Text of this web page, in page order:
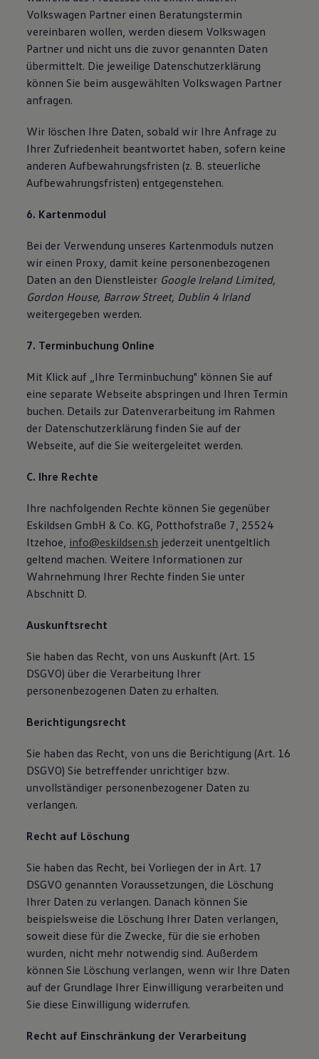
Volkswagen Partner einen Beratungstermin
vereinbaren wollen, werden diesem Volkswagen
Partner und nicht uns die zuvor genannten Daten
übermittelt. Die jeweilige Datenschutzerklärung
können Sie beim ausgewählten Volkswagen Partner
anfragen.
Wir löschen Ihre Daten, sobald wir Ihre Anfrage zu
Ihrer Zufriedenheit beantwortet haben, sofern keine
anderen Aufbewahrungsfristen (z. B. steuerliche
Aufbewahrungsfristen) entgegenstehen.
6. Kartenmodul
Bei der Verwendung unseres Kartenmoduls nutzen
wir einen Proxy, damit keine personenbezogenen
Daten an den Dienstleister Google Ireland Limited,
Gordon House, Barrow Street, Dublin 4 Irland
weitergegeben werden.
7. Terminbuchung Online
Mit Klick auf „Ihre Terminbuchung" können Sie auf
eine separate Webseite abspringen und Ihren Termin
buchen. Details zur Datenverarbeitung im Rahmen
der Datenschutzerklärung finden Sie auf der
Webseite, auf die Sie weitergeleitet werden.
C. Ihre Rechte
Ihre nachfolgenden Rechte können Sie gegenüber
Eskildsen GmbH & Co. KG, Potthofstraße 7, 25524
Itzehoe, info@eskildsen.sh jederzeit unentgeltlich
geltend machen. Weitere Informationen zur
Wahrnehmung Ihrer Rechte finden Sie unter
Abschnitt D.
Auskunftsrecht
Sie haben das Recht, von uns Auskunft (Art. 15
DSGVO) über die Verarbeitung Ihrer
personenbezogenen Daten zu erhalten.
Berichtigungsrecht
Sie haben das Recht, von uns die Berichtigung (Art. 16
DSGVO) Sie betreffender unrichtiger bzw.
unvollständiger personenbezogener Daten zu
verlangen.
Recht auf Löschung
Sie haben das Recht, bei Vorliegen der in Art. 17
DSGVO genannten Voraussetzungen, die Löschung
Ihrer Daten zu verlangen. Danach können Sie
beispielsweise die Löschung Ihrer Daten verlangen,
soweit diese für die Zwecke, für die sie erhoben
wurden, nicht mehr notwendig sind. Außerdem
können Sie Löschung verlangen, wenn wir Ihre Daten
auf der Grundlage Ihrer Einwilligung verarbeiten und
Sie diese Einwilligung widerrufen.
Recht auf Einschränkung der Verarbeitung